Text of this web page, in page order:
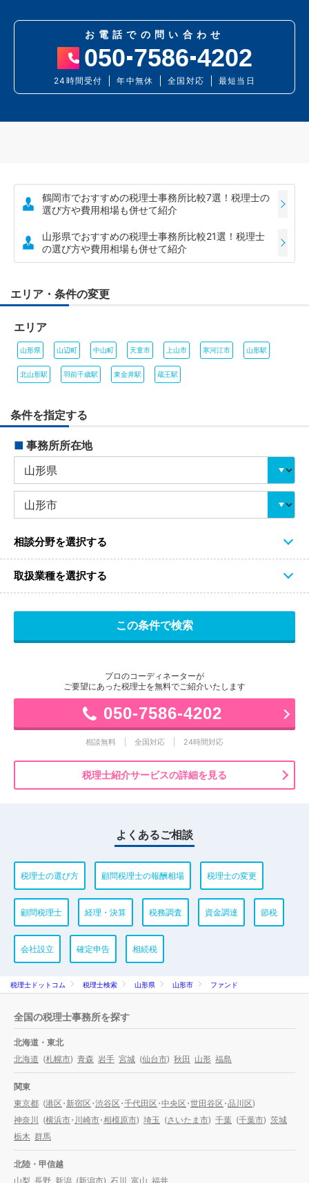
お電話での問い合わせ
050 7586 4202
24時間受付 年中無休 全国対応 最短当日
鶴岡市でおすすめの税理士事務所比較7選！税理士の
選び方や費用相場も併せて紹介
山形県でおすすめの税理士事務所比較21選！税理士
の選び方や費用相場も併せて紹介
エリア・条件の変更
エリア
山形県 山辺町 中山町 天童市 上山市 寒河江市 山形駅
北山形駅 羽前千歳駅 東金井駅 蔵王駅
条件を指定する
■ 事務所所在地
相談分野を選択する
取扱業種を選択する
プロのコーディネーターが
ご要望にあった税理士を無料でご紹介いたします
050-7586-4202
相談無料 全国対応 24時間対応
税理士紹介サービスの詳細を見る
よくあるご相談
税理士の選び方 顧問税理士の報酬相場 税理士の変更
顧問税理士 経理・決算 税務調査 資金調達 節税
会社設立 確定申告 相続税
税理士ドットコム 税理士検索 山形県 山形市 ファンド
全国の税理士事務所を探す
北海道・東北
北海道 (札幌市) 青森 岩手 宮城 (仙台市) 秋田 山形 福島
関東
東京都 (港区・新宿区・渋谷区・千代田区・中央区・世田谷区・品川区)
神奈川
(横浜市・ 川崎市・相模原市) 埼玉 (さいたま市) 千葉 (千葉市) 茨城
栃木 群馬
北陸・甲信越
山梨 長野 新潟 (新潟市) 石川 富山 福井